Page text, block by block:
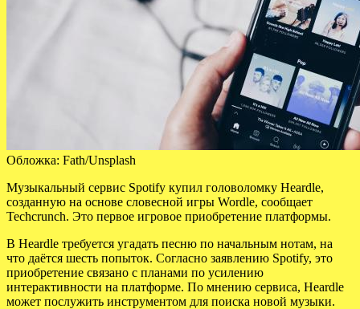
Обложка: Fath/Unsplash
Музыкальный сервис Spotify купил головоломку Heardle,
созданную на основе словесной игры Wordle, сообщает
Techcrunch. Это первое игровое приобретение платформы.
В Heardle требуется угадать песню по начальным нотам, на
что даётся шесть попыток. Согласно заявлению Spotify, это
приобретение связано с планами по усилению
интерактивности на платформе. По мнению сервиса, Heardle
может послужить инструментом для поиска новой музыки.